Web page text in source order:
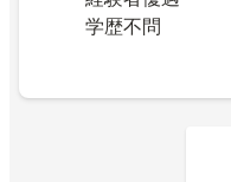
学歴不問